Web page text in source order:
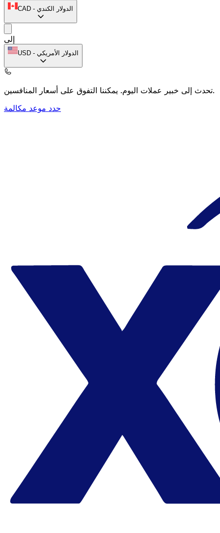
CAD - الدولار الكندي
إلى
USD - الدولار الأمريكي
تحدث إلى خبير عملات اليوم.يمكننا التفوق على أسعار المنافسين.
حدد موعد مكالمة